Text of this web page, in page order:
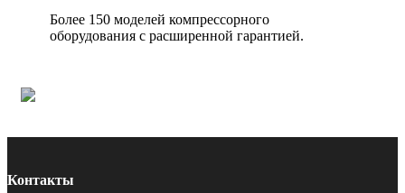
Более 150 моделей компрессорного
оборудования с расширенной гарантией.
Контакты